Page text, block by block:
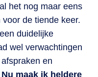
het nog maar eens
de tiende keer.
duidelijke
wel verwachtingen
en
Nu maak ik heldere